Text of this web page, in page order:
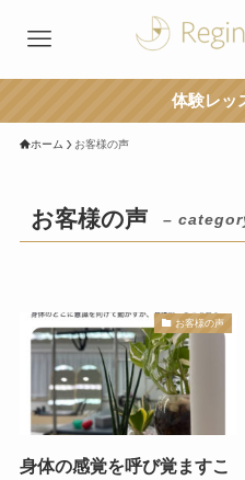
体験レッ
ホーム お客様の声
お客様の声 –
お客様の声
身体の感覚を呼び覚ますこ